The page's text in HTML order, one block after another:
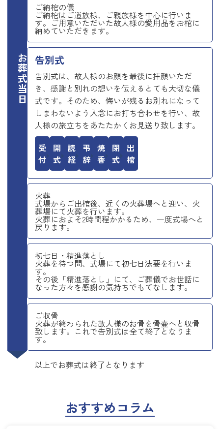
お葬式当日
ご納棺の儀
ご納棺はご遺族様、ご親族様を中心に行いま
す。ご用意いただいた故人様の愛用品をお棺に
納めていただきます。
告別式
告別式は、故人様のお顔を最後に拝顔いただ
き、感謝と別れの想いを伝えるとても大切な儀
式です。そのため、悔いが残るお別れになって
しまわないよう入念にお打ち合わせを行い、故
人様の旅立ちをあたたかくお見送り致します。
受付 開式 読経 弔辞 焼香 閉式 出棺
火葬
式場からご出棺後、近くの火葬場へと迎い、火
葬場にて火葬を行います。
火葬におよそ2時間程かかるため、一度式場へと
戻ります。
初七日・精進落とし
火葬を待つ間、式場にて初七日法要を行いま
す。
その後「精進落とし」にて、ご葬儀でお世話に
なった方々を感謝の気持ちでもてなします。
ご収骨
火葬が終わられた故人様のお骨を骨壷へと収骨
致します。これで告別式は全て終了となりま
す。
以上でお葬式は終了となります
おすすめコラム